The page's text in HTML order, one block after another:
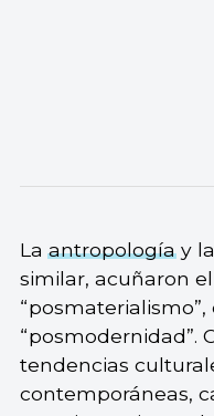
Laantropologíay
similar, acuñaron
“posmodernidad”.
tendencias
contemporáneas,